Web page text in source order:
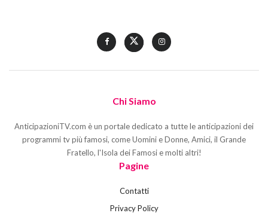
Chi Siamo
AnticipazioniTV.com è un portale dedicato a tutte le anticipazioni dei
programmi tv più famosi, come Uomini e Donne, Amici, il Grande
Fratello, l'Isola dei Famosi e molti altri!
Pagine
Contatti
Privacy Policy